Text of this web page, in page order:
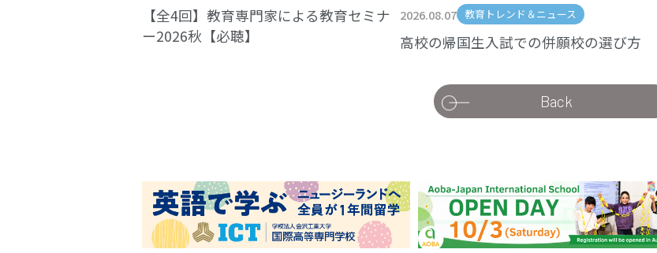
【全4回】教育専門家による教育セミナ
ー2026秋【必聴】
2026.08.07 教育トレンド＆ニュース
高校の帰国生入試での併願校の選び方
Back